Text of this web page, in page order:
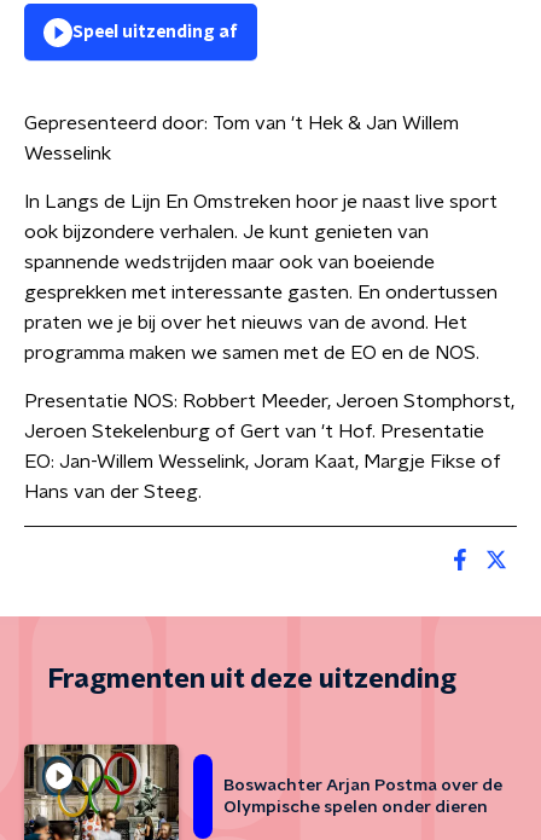
Speel uitzending af
Gepresenteerd door: Tom van 't Hek & Jan Willem
Wesselink
In Langs de Lijn En Omstreken hoor je naast live sport
ook bijzondere verhalen. Je kunt genieten van
spannende wedstrijden maar ook van boeiende
gesprekken met interessante gasten. En ondertussen
praten we je bij over het nieuws van de avond. Het
programma maken we samen met de EO en de NOS.
Presentatie NOS: Robbert Meeder, Jeroen Stomphorst,
Jeroen Stekelenburg of Gert van 't Hof. Presentatie
EO: Jan-Willem Wesselink, Joram Kaat, Margje Fikse of
Hans van der Steeg.
Fragmenten uit deze uitzending
Boswachter Arjan Postma over de
Olympische spelen onder dieren